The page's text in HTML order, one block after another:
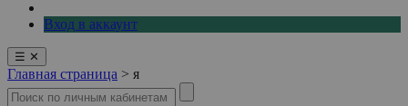
Вход в аккаунт
☰ ✕
Главная страница > я